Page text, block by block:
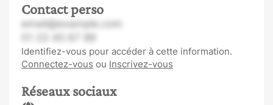
Contact perso
email@example.com
Identifiez-vous pour accéder à cette information.
Connectez-vous ou Inscrivez-vous
Réseaux sociaux